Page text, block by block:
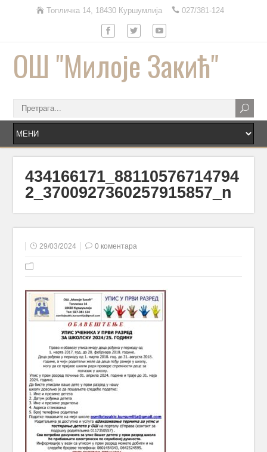
Топличка 14, 18430 Куршумлија 027/381-124
ОШ "Милоје Закић"
434166171_88110576714794
2_3700927360257915857_n
29/03/2024 0 коментара